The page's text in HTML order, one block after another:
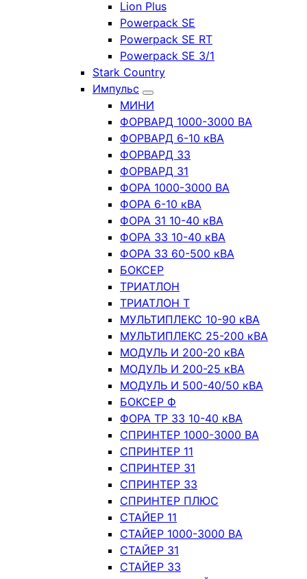
Lion Plus
Powerpack SE
Powerpack SE RT
Powerpack SE 3/1
Stark Country
Импульс
МИНИ
ФОРВАРД 1000-3000 ВА
ФОРВАРД 6-10 кВА
ФОРВАРД 33
ФОРВАРД 31
ФОРА 1000-3000 ВА
ФОРА 6-10 кВА
ФОРА 31 10-40 кВА
ФОРА 33 10-40 кВА
ФОРА 33 60-500 кВА
БОКСЕР
ТРИАТЛОН
ТРИАТЛОН Т
МУЛЬТИПЛЕКС 10-90 кВА
МУЛЬТИПЛЕКС 25-200 кВА
МОДУЛЬ И 200-20 кВА
МОДУЛЬ И 200-25 кВА
МОДУЛЬ И 500-40/50 кВА
БОКСЕР Ф
ФОРА ТР 33 10-40 кВА
СПРИНТЕР 1000-3000 ВА
СПРИНТЕР 11
СПРИНТЕР 31
СПРИНТЕР 33
СПРИНТЕР ПЛЮС
СТАЙЕР 11
СТАЙЕР 1000-3000 ВА
СТАЙЕР 31
СТАЙЕР 33